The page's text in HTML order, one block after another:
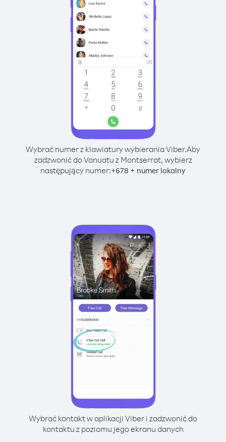
Wybrać numer z klawiatury wybierania Viber.Aby
zadzwonić do Vanuatu z Montserrat, wybierz
następujący numer:+678 + numer lokalny
Wybrać kontakt w aplikacji Viber i zadzwonić do
kontaktu z poziomu jego ekranu danych